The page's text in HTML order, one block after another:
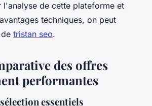
l'analyse de cette plateforme et
techniques, on peut
tristan seo.
des offres
performantes
essentiels